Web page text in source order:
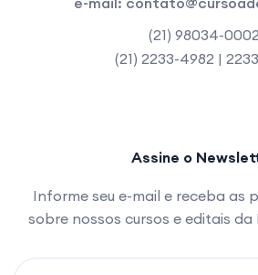
(21) 98034-0002
(21) 2233-4982 |
Assine o
Informe seu e-mail e receba as
sobre nossos cursos e editais da